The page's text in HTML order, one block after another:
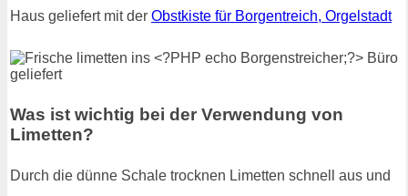
Haus geliefert mit der Obstkiste für Borgentreich, Orgelstadt
Was ist wichtig bei der Verwendung von
Limetten?
Durch die dünne Schale trocknen Limetten schnell aus und